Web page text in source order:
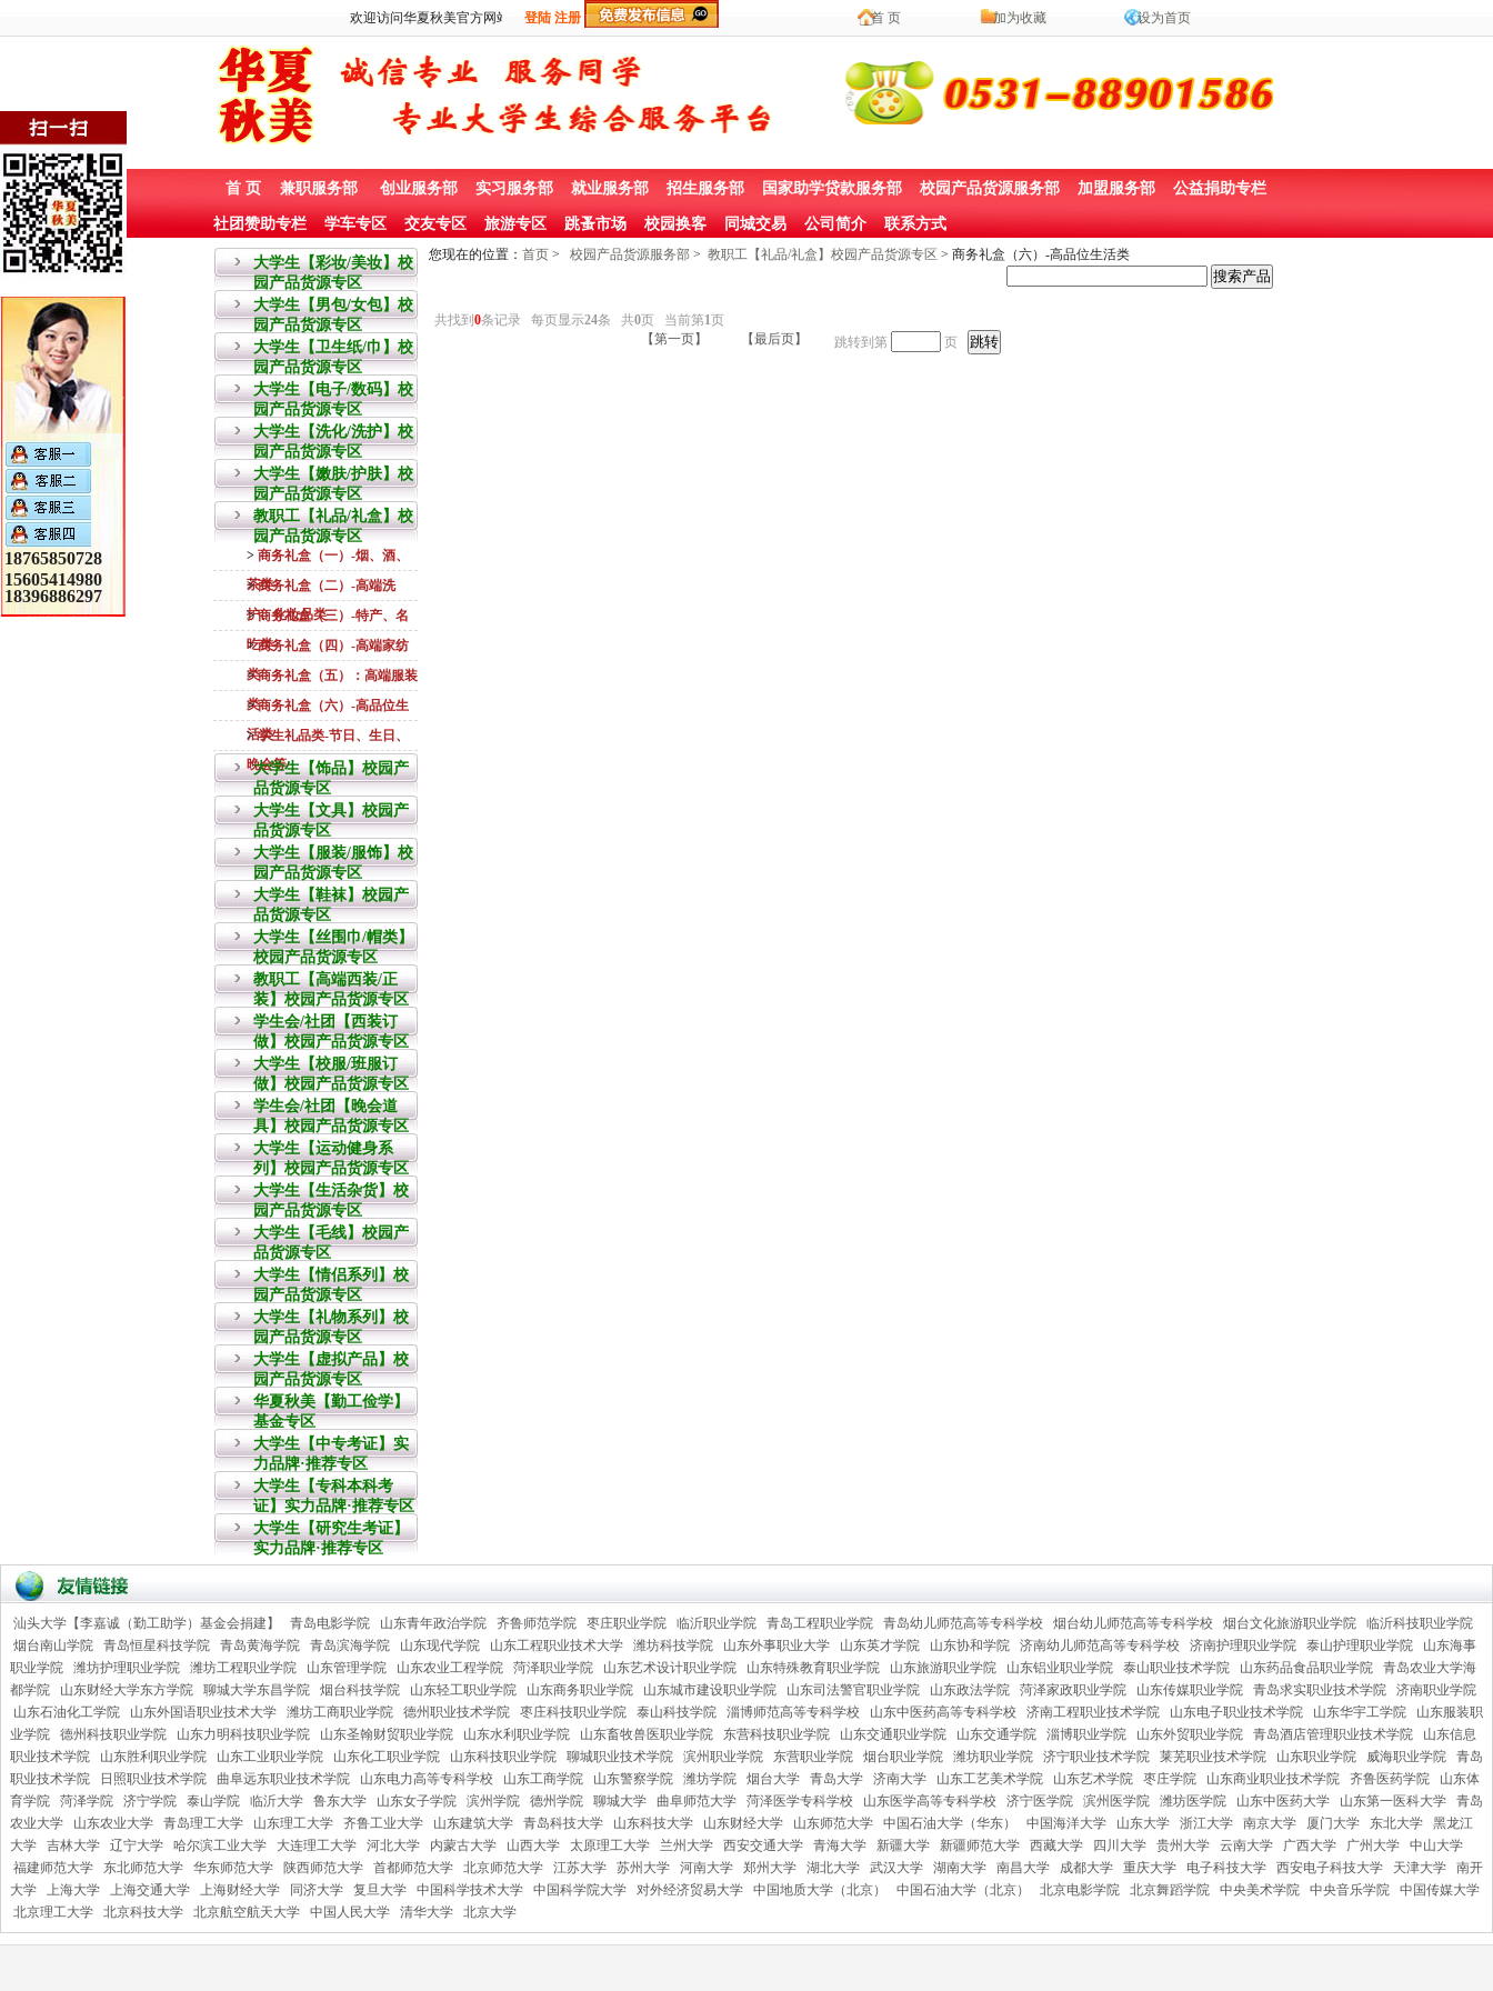
欢迎访问华夏秋美官方网站 登陆 注册 首 页 加为收藏 设为首页
首 页 兼职服务部 创业服务部 实习服务部 就业服务部 招生服务部 国家助学贷款服务部 校园产品货源服务部 加盟服务部 公益捐助专栏
社团赞助专栏 学车专区 交友专区 旅游专区 跳蚤市场 校园换客 同城交易 公司简介 联系方式
大学生【彩妆/美妆】校
园产品货源专区
大学生【男包/女包】校
园产品货源专区
大学生【卫生纸/巾】校
园产品货源专区
大学生【电子/数码】校
园产品货源专区
大学生【洗化/洗护】校
园产品货源专区
大学生【嫩肤/护肤】校
园产品货源专区
教职工【礼品/礼盒】校
园产品货源专区
> 商务礼盒（一）-烟、酒、
茶类
>商务礼盒（二）-高端洗
护、化妆品类
>商务礼盒（三）-特产、名
吃类
>商务礼盒（四）-高端家纺
类
>商务礼盒（五）：高端服装
类
>商务礼盒（六）-高品位生
活类
>学生礼品类-节日、生日、
晚会等
大学生【饰品】校园产
品货源专区
大学生【文具】校园产
品货源专区
大学生【服装/服饰】校
园产品货源专区
大学生【鞋袜】校园产
品货源专区
大学生【丝围巾/帽类】
校园产品货源专区
教职工【高端西装/正
装】校园产品货源专区
学生会/社团【西装订
做】校园产品货源专区
大学生【校服/班服订
做】校园产品货源专区
学生会/社团【晚会道
具】校园产品货源专区
大学生【运动健身系
列】校园产品货源专区
大学生【生活杂货】校
园产品货源专区
大学生【毛线】校园产
品货源专区
大学生【情侣系列】校
园产品货源专区
大学生【礼物系列】校
园产品货源专区
大学生【虚拟产品】校
园产品货源专区
华夏秋美【勤工俭学】
基金专区
大学生【中专考证】实
力品牌·推荐专区
大学生【专科本科考
证】实力品牌·推荐专区
大学生【研究生考证】
实力品牌·推荐专区
您现在的位置： 首页 > 校园产品货源服务部 > 教职工【礼品/礼盒】校园产品货源专区 > 商务礼盒（六）-高品位生活类
共找到 0条记录 每页显示24条 共0页 当前第1页
【第一页】
【最后页】 跳转到第 页
汕头大学【李嘉诚（勤工助学）基金会捐建】 青岛电影学院 山东青年政治学院 齐鲁师范学院 枣庄职业学院 临沂职业学院 青岛工程职业学院 青岛幼儿师范高等专科学校 烟台幼儿师范高等专科学校 烟台文化旅游职业学院
临沂科技职业学院
烟台南山学院
青岛恒星科技学院 青岛黄海学院 青岛滨海学院 山东现代学院 山东工程职业技术大学 潍坊科技学院 山东外事职业大学 山东英才学院 山东协和学院 济南幼儿师范高等专科学校 济南护理职业学院 泰山护理职业学院
山东海事
职业学院
潍坊护理职业学院 潍坊工程职业学院 山东管理学院 山东农业工程学院 菏泽职业学院 山东艺术设计职业学院 山东特殊教育职业学院 山东旅游职业学院 山东铝业职业学院 泰山职业技术学院 山东药品食品职业学院
青岛农业大学海
都学院
山东财经大学东方学院 聊城大学东昌学院 烟台科技学院 山东轻工职业学院 山东商务职业学院 山东城市建设职业学院 山东司法警官职业学院 山东政法学院 菏泽家政职业学院 山东传媒职业学院 青岛求实职业技术学院
济南职业学院
山东石油化工学院
山东外国语职业技术大学 潍坊工商职业学院 德州职业技术学院 枣庄科技职业学院 泰山科技学院 淄博师范高等专科学校 山东中医药高等专科学校 济南工程职业技术学院 山东电子职业技术学院 山东华宇工学院
山东服装职
业学院
德州科技职业学院 山东力明科技职业学院 山东圣翰财贸职业学院 山东水利职业学院 山东畜牧兽医职业学院 东营科技职业学院 山东交通职业学院 山东交通学院 淄博职业学院 山东外贸职业学院 青岛酒店管理职业技术学院
山东信息
职业技术学院
山东胜利职业学院 山东工业职业学院 山东化工职业学院 山东科技职业学院 聊城职业技术学院 滨州职业学院 东营职业学院 烟台职业学院 潍坊职业学院 济宁职业技术学院 莱芜职业技术学院 山东职业学院 威海职业学院
青岛
职业技术学院
日照职业技术学院 曲阜远东职业技术学院 山东电力高等专科学校 山东工商学院 山东警察学院 潍坊学院 烟台大学 青岛大学 济南大学 山东工艺美术学院 山东艺术学院 枣庄学院 山东商业职业技术学院 齐鲁医药学院
山东体
育学院
菏泽学院 济宁学院 泰山学院 临沂大学 鲁东大学 山东女子学院 滨州学院 德州学院 聊城大学 曲阜师范大学 菏泽医学专科学校 山东医学高等专科学校 济宁医学院 滨州医学院 潍坊医学院 山东中医药大学 山东第一医科大学
青岛
农业大学
山东农业大学 青岛理工大学 山东理工大学 齐鲁工业大学 山东建筑大学 青岛科技大学 山东科技大学 山东财经大学 山东师范大学 中国石油大学（华东） 中国海洋大学 山东大学 浙江大学 南京大学 厦门大学 东北大学
黑龙江
大学
吉林大学 辽宁大学 哈尔滨工业大学 大连理工大学 河北大学 内蒙古大学 山西大学 太原理工大学 兰州大学 西安交通大学 青海大学 新疆大学 新疆师范大学 西藏大学 四川大学 贵州大学 云南大学 广西大学 广州大学
中山大学
福建师范大学
东北师范大学 华东师范大学 陕西师范大学 首都师范大学 北京师范大学 江苏大学 苏州大学 河南大学 郑州大学 湖北大学 武汉大学 湖南大学 南昌大学 成都大学 重庆大学 电子科技大学 西安电子科技大学 天津大学
南开
大学
上海大学 上海交通大学 上海财经大学 同济大学 复旦大学 中国科学技术大学 中国科学院大学 对外经济贸易大学 中国地质大学（北京） 中国石油大学（北京） 北京电影学院 北京舞蹈学院 中央美术学院 中央音乐学院
中国传媒大学
北京理工大学
北京科技大学 北京航空航天大学 中国人民大学 清华大学 北京大学
18765850728
15605414980
18396886297